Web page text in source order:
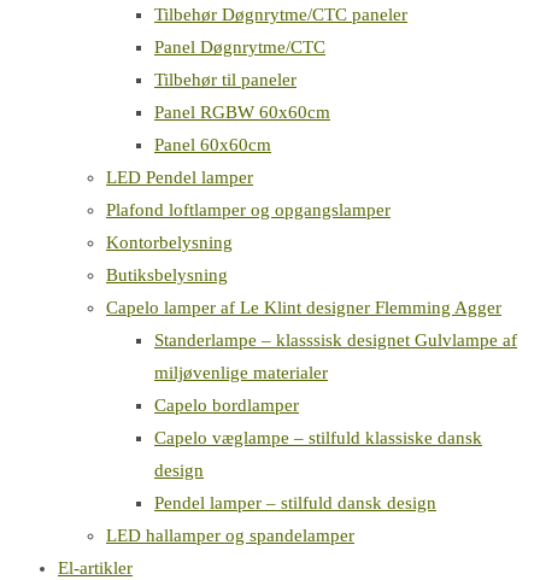
Tilbehør Døgnrytme/CTC paneler
Panel Døgnrytme/CTC
Tilbehør til paneler
Panel RGBW 60x60cm
Panel 60x60cm
LED Pendel lamper
Plafond loftlamper og opgangslamper
Kontorbelysning
Butiksbelysning
Capelo lamper af Le Klint designer Flemming Agger
Standerlampe – klasssisk designet Gulvlampe af
miljøvenlige materialer
Capelo bordlamper
Capelo væglampe – stilfuld klassiske dansk
design
Pendel lamper – stilfuld dansk design
LED hallamper og spandelamper
El-artikler